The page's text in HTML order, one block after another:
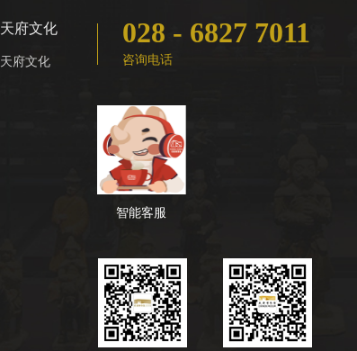
天府文化
天府文化
028 - 6827 7011
咨询电话
智能客服